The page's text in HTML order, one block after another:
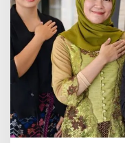
i
d
e
n
g
a
n
“
K
a
r